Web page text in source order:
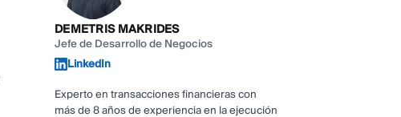
DEMETRIS MAKRIDES
Jefe de Desarrollo de Negocios
LinkedIn
Experto en transacciones financieras con
más de 8 años de experiencia en la ejecución